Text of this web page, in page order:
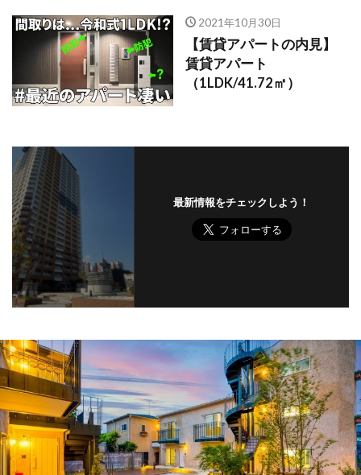
2021年10月30日
【賃貸アパートの内見】
賃貸アパート
（1LDK/41.72㎡）
最新情報をチェックしよう！